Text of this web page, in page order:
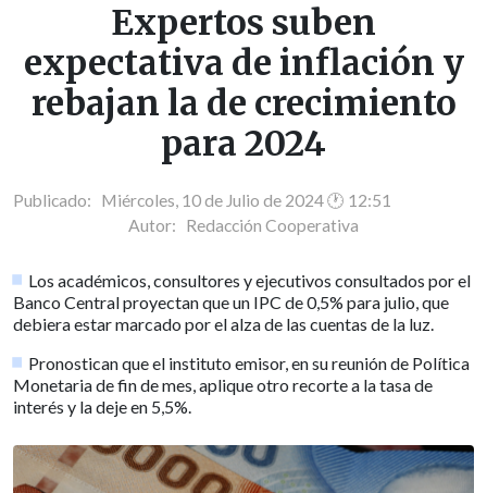
Expertos suben
expectativa de inflación y
rebajan la de crecimiento
para 2024
Publicado: Miércoles, 10 de Julio de 2024 🕐 12:51
Autor: Redacción Cooperativa
Los académicos, consultores y ejecutivos consultados por el
Banco Central proyectan que un IPC de 0,5% para julio, que
debiera estar marcado por el alza de las cuentas de la luz.
Pronostican que el instituto emisor, en su reunión de Política
Monetaria de fin de mes, aplique otro recorte a la tasa de
interés y la deje en 5,5%.